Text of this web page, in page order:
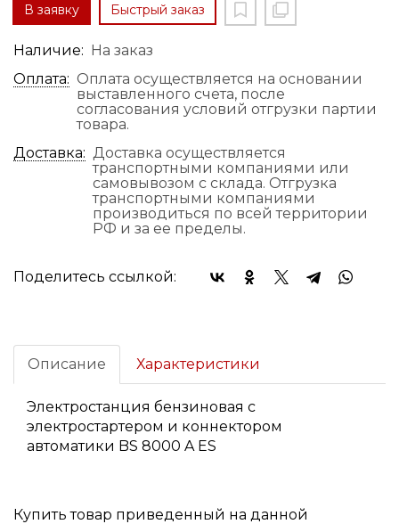
В заявку Быстрый заказ
Наличие: На заказ
Оплата: Оплата осуществляется на основании
выставленного счета, после
согласования условий отгрузки партии
товара.
Доставка: Доставка осуществляется
транспортными компаниями или
самовывозом с склада. Отгрузка
транспортными компаниями
производиться по всей территории
РФ и за ее пределы.
Поделитесь ссылкой:
Описание Характеристики
Электростанция бензиновая с
электростартером и коннектором
автоматики BS 8000 A ES
Купить товар приведенный на данной